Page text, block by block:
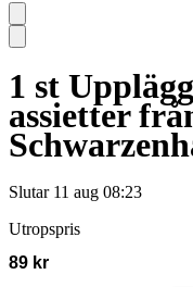
1 st
assietter
Slutar 11 aug 08:23
Utropspris
89 kr